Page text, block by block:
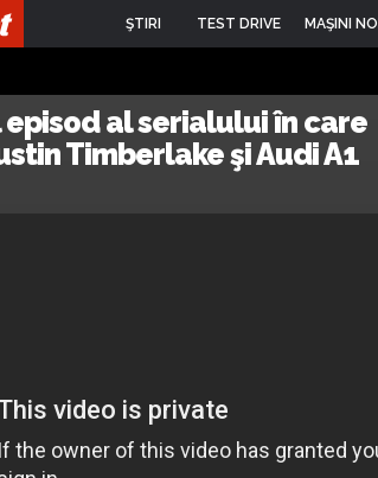
ŞTIRI TEST DRIVE MAŞINI NOI
al serialului în care
Timberlake şi Audi A1